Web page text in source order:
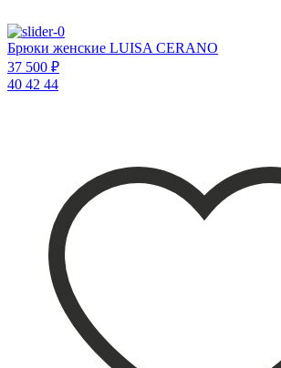
Брюки женские LUISA CERANO
37 500 ₽
40 42 44